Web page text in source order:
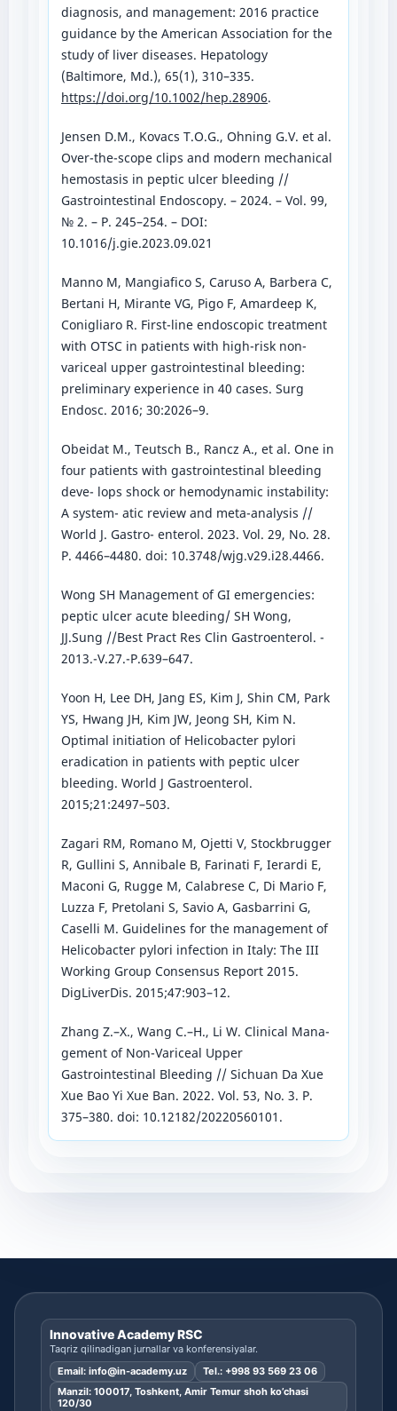
diagnosis, and management: 2016 practice
guidance by the American Association for the
study of liver diseases. Hepatology
(Baltimore, Md.), 65(1), 310–335.
https://doi.org/10.1002/hep.28906.
Jensen D.M., Kovacs T.O.G., Ohning G.V. et al.
Over-the-scope clips and modern mechanical
hemostasis in peptic ulcer bleeding //
Gastrointestinal Endoscopy. – 2024. – Vol. 99,
№ 2. – P. 245–254. – DOI:
10.1016/j.gie.2023.09.021
Manno M, Mangiafico S, Caruso A, Barbera C,
Bertani H, Mirante VG, Pigo F, Amardeep K,
Conigliaro R. First-line endoscopic treatment
with OTSC in patients with high-risk non-
variceal upper gastrointestinal bleeding:
preliminary experience in 40 cases. Surg
Endosc. 2016; 30:2026–9.
Obeidat M., Teutsch B., Rancz A., et al. One in
four patients with gastrointestinal bleeding
deve- lops shock or hemodynamic instability:
A system- atic review and meta-analysis //
World J. Gastro- enterol. 2023. Vol. 29, No. 28.
P. 4466–4480. doi: 10.3748/wjg.v29.i28.4466.
Wong SH Management of GI emergencies:
peptic ulcer acute bleeding/ SH Wong,
JJ.Sung //Best Pract Res Clin Gastroenterol. -
2013.-V.27.-P.639–647.
Yoon H, Lee DH, Jang ES, Kim J, Shin CM, Park
YS, Hwang JH, Kim JW, Jeong SH, Kim N.
Optimal initiation of Helicobacter pylori
eradication in patients with peptic ulcer
bleeding. World J Gastroenterol.
2015;21:2497–503.
Zagari RM, Romano M, Ojetti V, Stockbrugger
R, Gullini S, Annibale B, Farinati F, Ierardi E,
Maconi G, Rugge M, Calabrese C, Di Mario F,
Luzza F, Pretolani S, Savio A, Gasbarrini G,
Caselli M. Guidelines for the management of
Helicobacter pylori infection in Italy: The III
Working Group Consensus Report 2015.
DigLiverDis. 2015;47:903–12.
Zhang Z.–X., Wang C.–H., Li W. Clinical Mana-
gement of Non-Variceal Upper
Gastrointestinal Bleeding // Sichuan Da Xue
Xue Bao Yi Xue Ban. 2022. Vol. 53, No. 3. Р.
375–380. doi: 10.12182/20220560101.
Innovative Academy RSC
Taqriz qilinadigan jurnallar va konferensiyalar.
Email: info@in-academy.uz Tel.: +998 93 569 23 06
Manzil: 100017, Toshkent, Amir Temur shoh ko’chasi
120/30